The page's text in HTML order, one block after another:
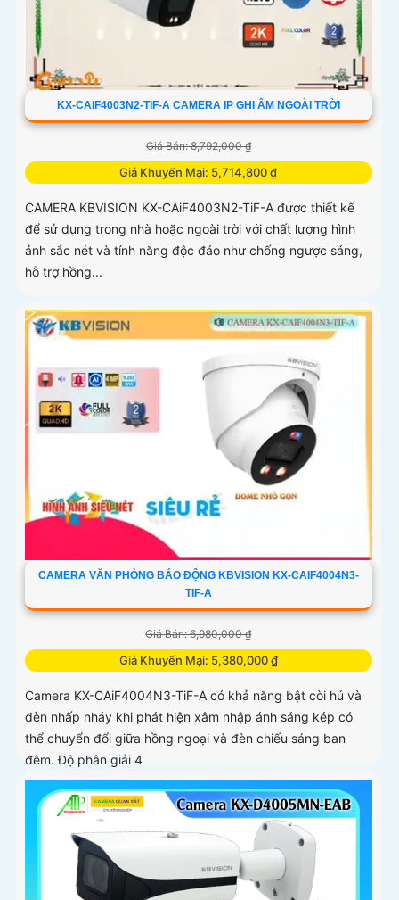
KX-CAIF4003N2-TIF-A CAMERA IP GHI ÂM NGOÀI TRỜI
Giá Bán: 8,792,000 ₫
Giá Khuyến Mại: 5,714,800 ₫
CAMERA KBVISION KX-CAiF4003N2-TiF-A được thiết kế
để sử dụng trong nhà hoặc ngoài trời với chất lượng hình
ảnh sắc nét và tính năng độc đáo như chống ngược sáng,
hỗ trợ hồng...
CAMERA VĂN PHÒNG BÁO ĐỘNG KBVISION KX-CAIF4004N3-
TIF-A
Giá Bán: 6,980,000 ₫
Giá Khuyến Mại: 5,380,000 ₫
Camera KX-CAiF4004N3-TiF-A có khả năng bật còi hú và
đèn nhấp nháy khi phát hiện xâm nhập ánh sáng kép có
thể chuyển đổi giữa hồng ngoại và đèn chiếu sáng ban
đêm. Độ phân giải 4